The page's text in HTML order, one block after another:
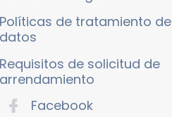
Políticas de tratamiento de
datos
Requisitos de solicitud de
arrendamiento
Facebook